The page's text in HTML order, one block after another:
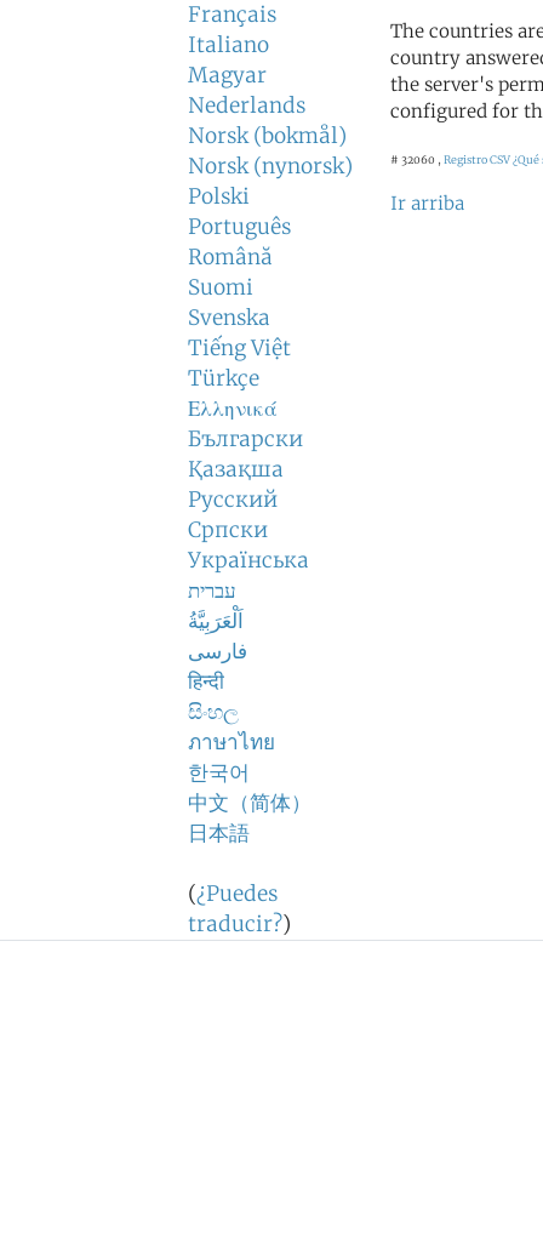
Français
Italiano
Magyar
Nederlands
Norsk (bokmål)
Norsk (nynorsk)
Polski
Português
Română
Suomi
Svenska
Tiếng Việt
Türkçe
Ελληνικά
Български
Қазақша
Русский
Српски
Українська
עברית
اَلْعَرَبِيَّةُ
فارسی
हिन्दी
සිංහල
ภาษาไทย
한국어
中文（简体）
日本語
(¿Puedes
traducir?)
The countries
country
the server's
configured for
# 32060 , Registro CSV¿Qué
Ir arriba